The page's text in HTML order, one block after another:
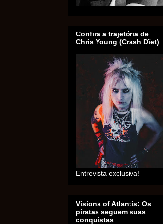
Confira a trajetória de
Chris Young (Crash Dïet)
Entrevista exclusiva!
Visions of Atlantis: Os
piratas seguem suas
conquistas